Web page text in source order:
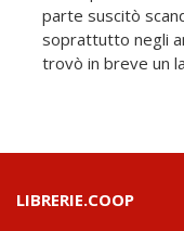
parte suscitò
soprattutto negli
trovò in breve un
LIBRERIE.COOP